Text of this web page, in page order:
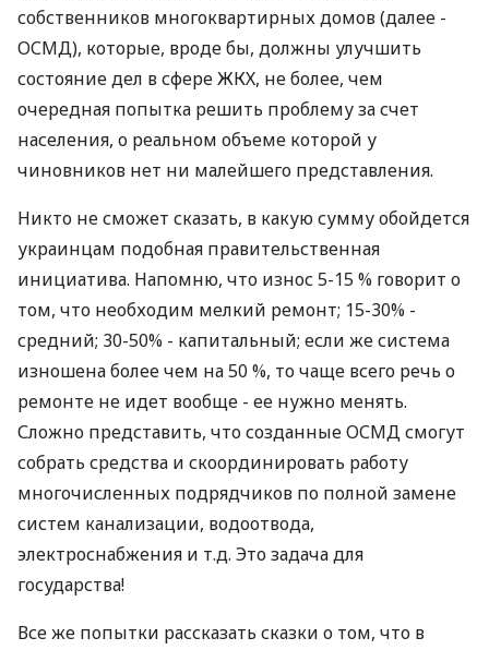
собственников многоквартирных домов (далее -
ОСМД), которые, вроде бы, должны улучшить
состояние дел в сфере ЖКХ, не более, чем
очередная попытка решить проблему за счет
населения, о реальном объеме которой у
чиновников нет ни малейшего представления.
Никто не сможет сказать, в какую сумму обойдется
украинцам подобная правительственная
инициатива. Напомню, что износ 5-15 % говорит о
том, что необходим мелкий ремонт; 15-30% -
средний; 30-50% - капитальный; если же система
изношена более чем на 50 %, то чаще всего речь о
ремонте не идет вообще - ее нужно менять.
Сложно представить, что созданные ОСМД смогут
собрать средства и скоординировать работу
многочисленных подрядчиков по полной замене
систем канализации, водоотвода,
электроснабжения и т.д. Это задача для
государства!
Все же попытки рассказать сказки о том, что в